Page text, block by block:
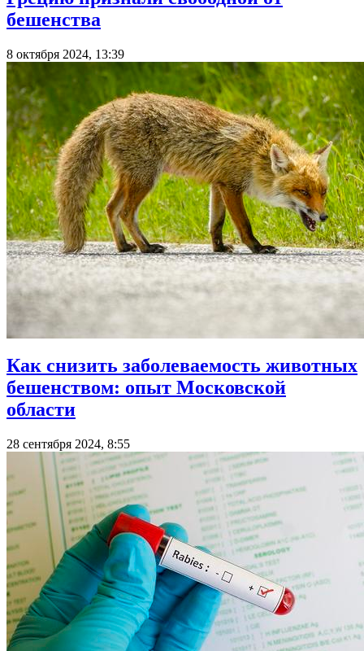
бешенства
8 октября 2024, 13:39
Как снизить заболеваемость животных
бешенством: опыт Московской
области
28 сентября 2024, 8:55